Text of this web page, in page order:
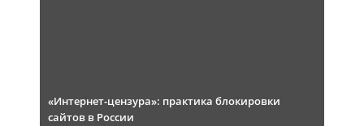
«Интернет-цензура»: практика блокировки
сайтов в России